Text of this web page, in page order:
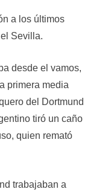
a los últimos
Sevilla.
desde el vamos,
primera media
del Dortmund
tiró un caño
quien remató
trabajaban a